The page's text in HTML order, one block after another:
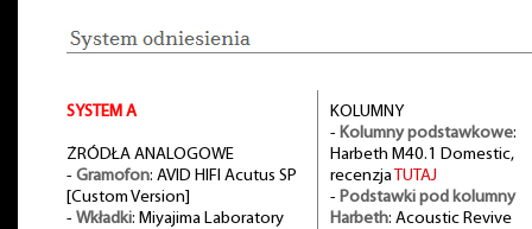
SYSTEM A
ŻRÓDŁA ANALOGOWE
- Gramofon: AVID HIFI Acutus SP
[Custom Version]
- Wkładki: Miyajima Laboratory
KOLUMNY
- Kolumny podstawkowe:
Harbeth M40.1 Domestic,
recenzja TUTAJ
- Podstawki pod kolumny
Harbeth: Acoustic Revive